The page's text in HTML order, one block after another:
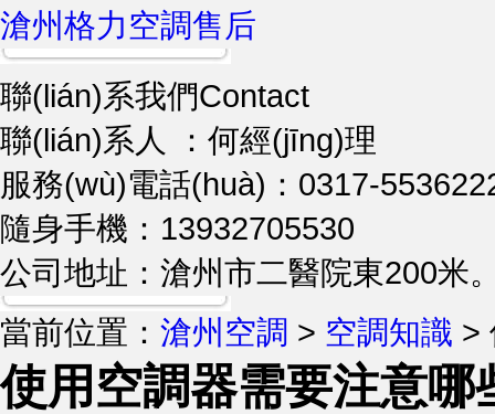
滄州格力空調售后
聯(lián)系我們Contact
聯(lián)系人 ：何經(jīng)理
服務(wù)電話(huà)：0317-
隨身手機：13932705530
公司地址：滄州市二醫院東200米
當前位置： 滄州空調 > 空調知識 >
使用空調器需要注意